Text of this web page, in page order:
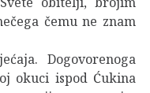
čemu ne znam
Dogovorenoga
okuci ispod Ćukina